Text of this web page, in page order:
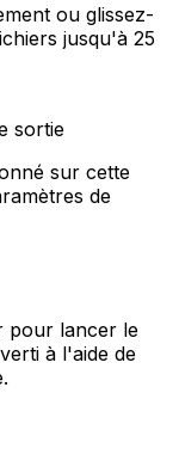
ou glissez-
jusqu'à 25
sortie
sur cette
de
pour lancer le
à l'aide de